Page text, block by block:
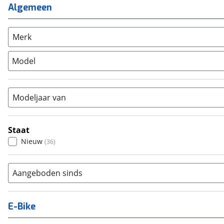
Mountainbike
Overig (0)
Racefiets
Stadsfiets (27)
Tandem
Algemeen
Merk
Model
Modeljaar van
Staat
Nieuw (36)
Aangeboden sinds
E-Bike